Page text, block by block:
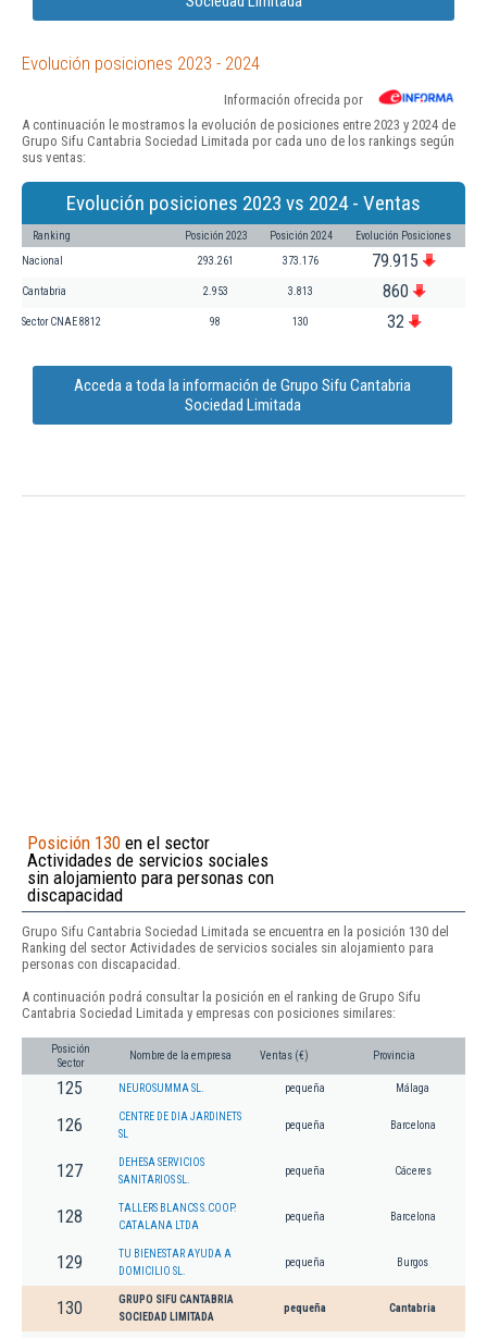
Evolución posiciones 2023 - 2024
Información ofrecida por
A continuación le mostramos la evolución de posiciones entre 2023 y 2024 de
Grupo Sifu Cantabria Sociedad Limitada por cada uno de los rankings según
sus ventas:
Evolución posiciones 2023 vs 2024 - Ventas
Ranking Posición 2023 Posición 2024 Evolución Posiciones
Nacional 293.261 373.176 79.915
Cantabria 2.953 3.813 860
Sector CNAE 8812 98 130 32
Acceda a toda la información de Grupo Sifu Cantabria
Sociedad Limitada
Posición 130 en el sector
Actividades de servicios sociales
sin alojamiento para personas con
discapacidad
Grupo Sifu Cantabria Sociedad Limitada se encuentra en la posición 130 del
Ranking del sector Actividades de servicios sociales sin alojamiento para
personas con discapacidad.
A continuación podrá consultar la posición en el ranking de Grupo Sifu
Cantabria Sociedad Limitada y empresas con posiciones similares:
Posición
Sector
Nombre de la empresa Ventas (€) Provincia
125 NEUROSUMMA SL. pequeña Málaga
126
CENTRE DE DIA JARDINETS
SL
pequeña Barcelona
127
DEHESA SERVICIOS
SANITARIOS SL.
pequeña Cáceres
128
TALLERS BLANCS S.COOP.
CATALANA LTDA
pequeña Barcelona
129
TU BIENESTAR AYUDA A
DOMICILIO SL.
pequeña Burgos
130
GRUPO SIFU CANTABRIA
SOCIEDAD LIMITADA
pequeña Cantabria